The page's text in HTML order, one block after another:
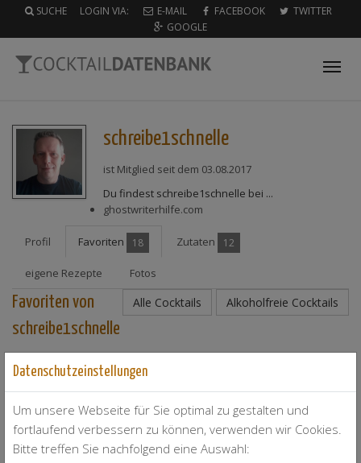
SUCHE LOGIN VIA: E-MAIL FACEBOOK
TWITTER
GOOGLE
schreibe1schnelle
ist Mitglied seit dem 03.08.2017
Du findest schreibe1schnelle bei ...
ghostwriterhilfe.com
Profil Favoriten 18 Zutaten 12
eigene Rezepte Fotos
Alle Cocktails Alkoholfreie Cocktails
Favoriten von
schreibe1schnelle
Black Pearl
Bloody Mary
Blue Lagoon
Bubble Gum
Car Driver
Caribbean Nightmare
Datenschutzeinstellungen
Um unsere Webseite für Sie optimal zu gestalten und
fortlaufend verbessern zu können, verwenden wir Cookies.
Bitte treffen Sie nachfolgend eine Auswahl: